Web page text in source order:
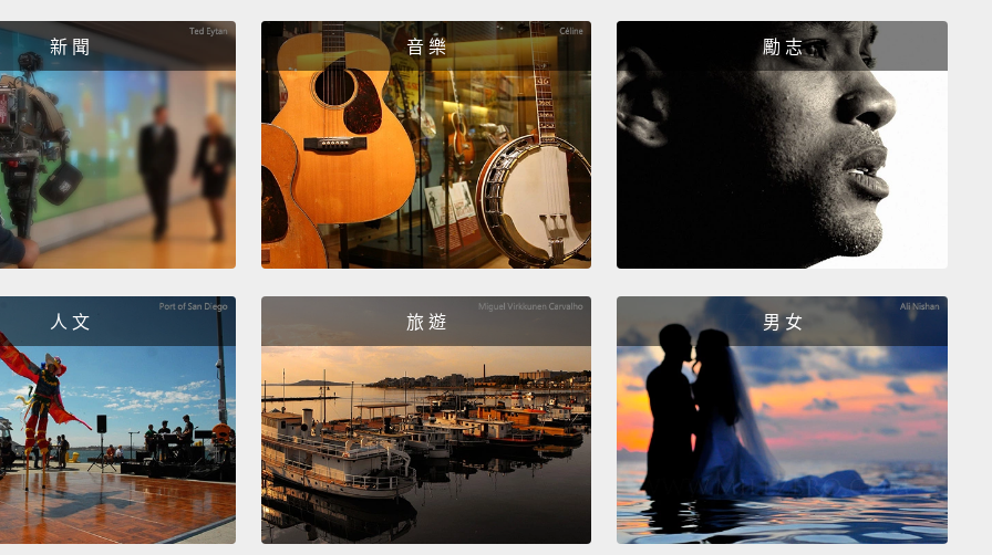
Number 7: My sports team is not always the best sports
team. It takes a big man to say that.
七：我的運動隊伍並不總是最強的那隊。那句話要夠偉大的人
才說得出口。
Number 6: Nothing.
Sometimes, that's the best thing you
can say.
六：什麼都不要說。有時候，那是最好的語言。
Number 5:
That doesn't mean anything, but it's just really
funny.
五：那沒有任何意義，但真的很好笑。
Number 4:
I disagree with you, but I still like you as a
person who is a human being and I'll treat you like that
because if I didn't, it would make everything bad, and
新 聞 音 樂 勵 志
人 文 旅 遊 男 女